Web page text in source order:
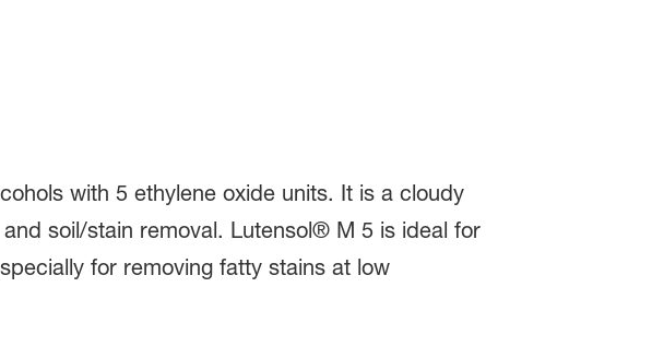
with 5 ethylene oxide units. It is a cloudy
soil/stain removal. Lutensol® M 5 is ideal for
for removing fatty stains at low